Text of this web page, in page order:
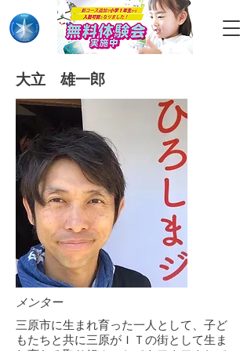
大立 雄一郎
メンター
三原市に生まれ育った一人として、子ど
もたちと共に三原がＩＴの街として生ま